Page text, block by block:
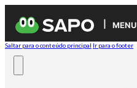
MENU
Saltar para o conteúdo principal Ir para o footer